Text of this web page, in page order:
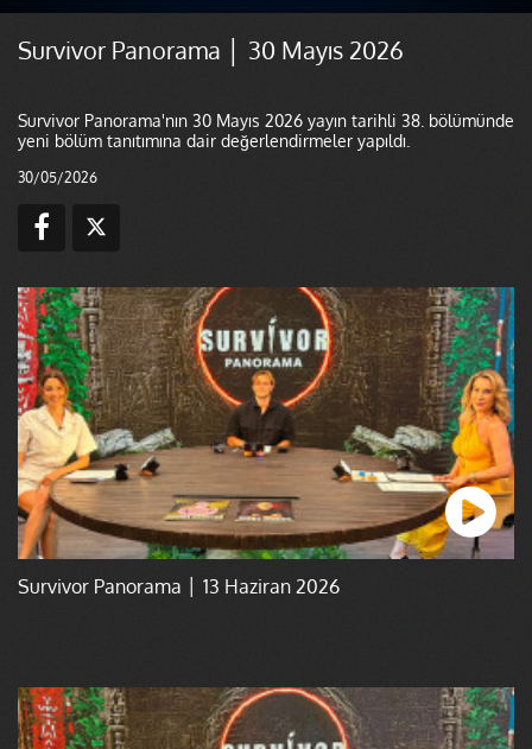
Survivor Panorama │ 30 Mayıs 2026
Survivor Panorama'nın 30 Mayıs 2026 yayın tarihli 38. bölümünde
yeni bölüm tanıtımına dair değerlendirmeler yapıldı.
30/05/2026
Survivor Panorama │ 13 Haziran 2026